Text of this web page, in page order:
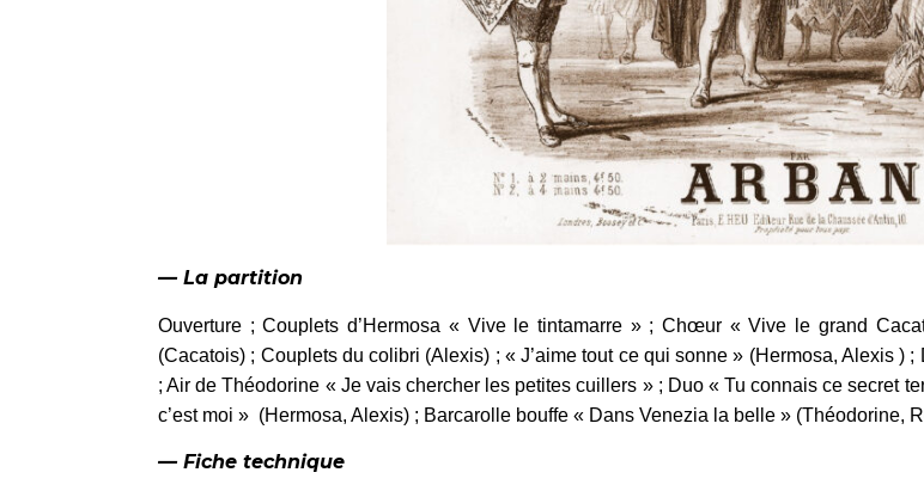
— La partition
Ouverture ; Couplets d’Hermosa « Vive le tintamarre » ; Chœur « Vive le grand
(Cacatois) ; Couplets du colibri (Alexis) ; « J’aime tout ce qui sonne » (Hermosa, Alexis )
; Air de Théodorine « Je vais chercher les petites cuillers » ; Duo « Tu connais ce secret
c’est moi » (Hermosa, Alexis) ; Barcarolle bouffe « Dans Venezia la belle » (Théodorine,
— Fiche technique